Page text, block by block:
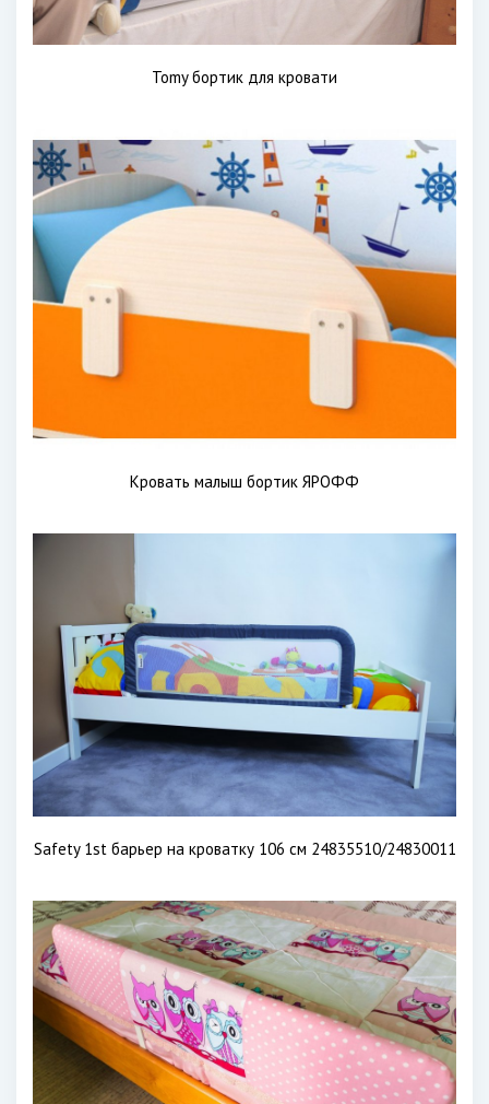
Tomy бортик для кровати
Кровать малыш бортик ЯРОФФ
Safety 1st барьер на кроватку 106 см 24835510/24830011